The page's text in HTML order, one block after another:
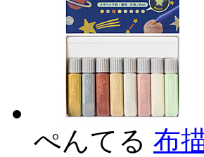
ぺんてる 布